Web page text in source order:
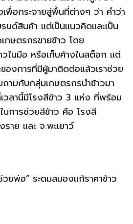
พื่อกระจายสู่พื้นที่ต่างๆ ว่า คำว่า
นด์สินค้า แต่เป็นแนวคิดและเป็น
กษตรกรขายข้าว โดย
วในมือ หรือเก็บค้างในสต็อก แต่
องการที่มีผู้มาติดต่อแล้วเราช่วย
ถามกับกลุ่มเกษตรกรนำข้าวมา
วลานี้มีโรงสีข้าว 3 แห่ง ที่พร้อม
นการช่วยสีข้าว คือ โรงสี
าย และ จ.พะเยาว์